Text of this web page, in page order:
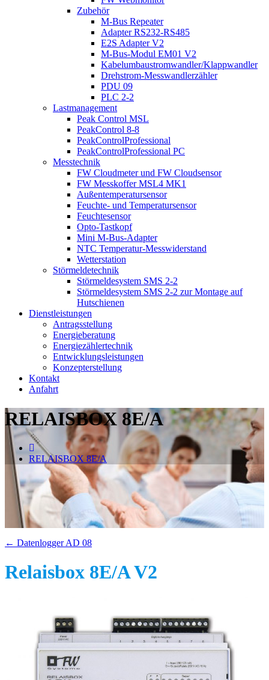
Zubehör
M-Bus Repeater
Adapter RS232-RS485
E2S Adapter V2
M-Bus-Modul EM01 V2
Kabelumbaustromwandler/Klappwandler
Drehstrom-Messwandlerzähler
PDU 09
PLC 2-2
Lastmanagement
Peak Control MSL
PeakControl 8-8
PeakControlProfessional
PeakControlProfessional PC
Messtechnik
FW Cloudmeter und FW Cloudsensor
FW Messkoffer MSL4 MK1
Außentemperatursensor
Feuchte- und Temperatursensor
Feuchtesensor
Opto-Tastkopf
Mini M-Bus-Adapter
NTC Temperatur-Messwiderstand
Wetterstation
Störmeldetechnik
Störmeldesystem SMS 2-2
Störmeldesystem SMS 2-2 zur Montage auf
Hutschienen
Dienstleistungen
Antragsstellung
Energieberatung
Energiezählertechnik
Entwicklungsleistungen
Konzepterstellung
Kontakt
Anfahrt
RELAISBOX 8E/A
RELAISBOX 8E/A
← Datenlogger AD 08
Relaisbox 8E/A V2